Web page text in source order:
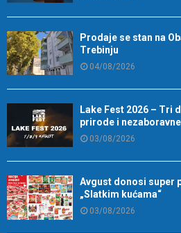
Prodaje se stan na
Trebinju
04/08/2026
Lake Fest 2026 – Tri
prirode i
03/08/2026
Avgust donosi super
„Slatkim kućama“
03/08/2026